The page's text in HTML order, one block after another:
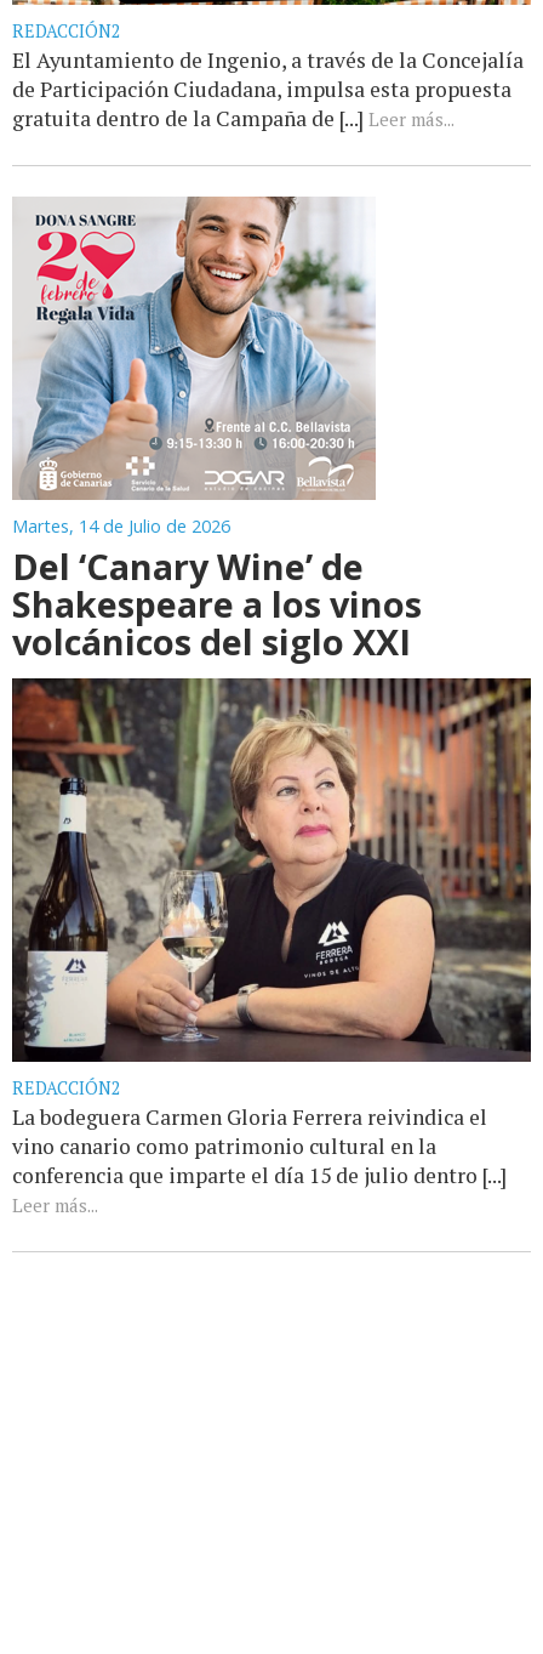
REDACCIÓN2
El Ayuntamiento de Ingenio, a través de la Concejalía
de Participación Ciudadana, impulsa esta propuesta
gratuita dentro de la Campaña de [...] Leer más...
Martes, 14 de Julio de 2026
Del ‘Canary Wine’ de
Shakespeare a los vinos
volcánicos del siglo XXI
REDACCIÓN2
La bodeguera Carmen Gloria Ferrera reivindica el
vino canario como patrimonio cultural en la
conferencia que imparte el día 15 de julio dentro [...]
Leer más...